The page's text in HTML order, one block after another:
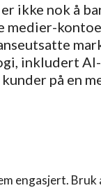
ikke nok å
medier-
inkludert
kunder på en
engasjert.